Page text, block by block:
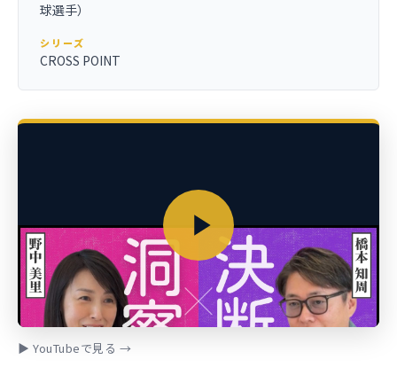
球選手）
シリーズ
CROSS POINT
▶ YouTubeで見る →